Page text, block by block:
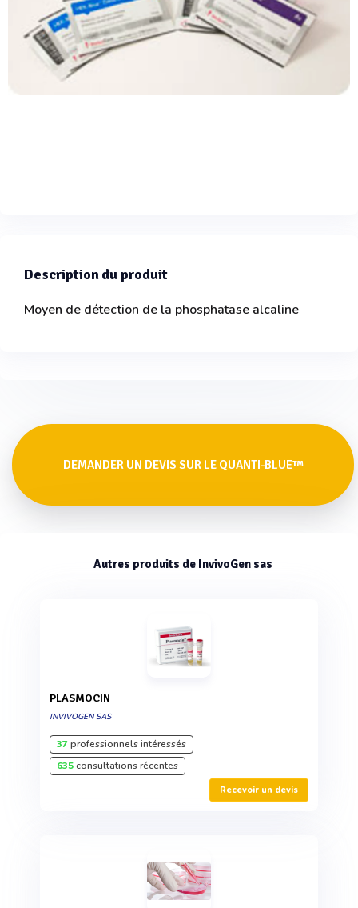
Description du produit
Moyen de détection de la phosphatase alcaline
DEMANDER UN DEVIS SUR LE QUANTI-BLUE™
Autres produits de InvivoGen sas
PLASMOCIN
INVIVOGEN SAS
37professionnels intéressés
635consultations récentes
Recevoir un devis